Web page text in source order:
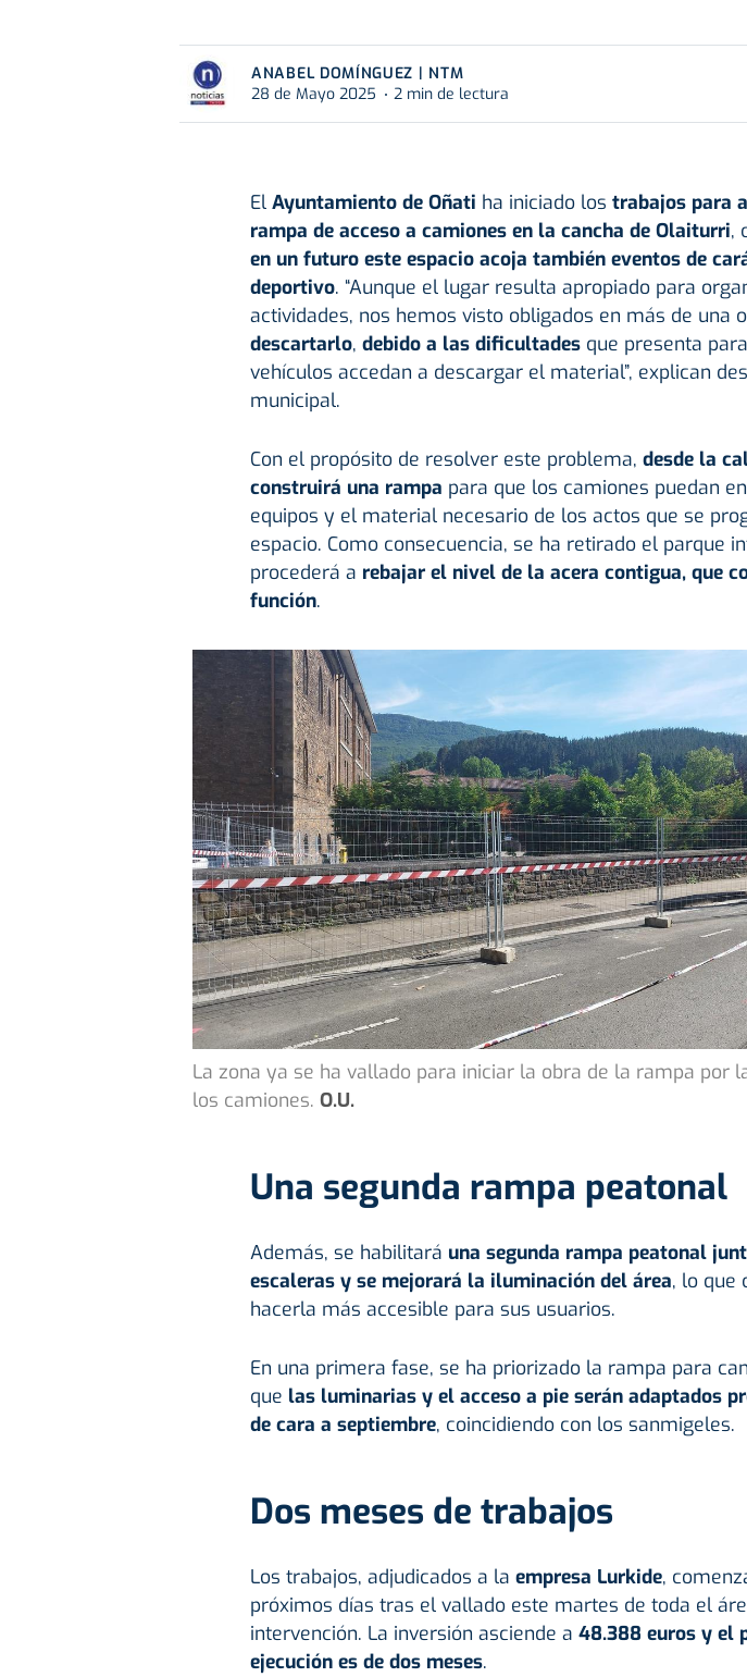
ANABEL DOMÍNGUEZ | NTM
28 de Mayo 2025
2 min de lectura
El Ayuntamiento de Oñati ha iniciado los trabajos para
rampa de acceso a camiones en la cancha de Olaiturri,
en un futuro este espacio acoja también eventos de
deportivo. “Aunque el lugar resulta apropiado para
actividades, nos hemos visto obligados en más de una
descartarlo, debido a las dificultades que presenta
vehículos accedan a descargar el material”, explican
municipal.
Con el propósito de resolver este problema, desde la
construirá una rampa para que los camiones puedan
equipos y el material necesario de los actos que se
espacio. Como consecuencia, se ha retirado el parque
procederá a rebajar el nivel de la acera contigua, que
función.
La zona ya se ha vallado para iniciar la obra de la rampa por
los camiones. O.U.
Una segunda rampa peatonal
Además, se habilitará una segunda rampa peatonal
escaleras y se mejorará la iluminación del área, lo que
hacerla más accesible para sus usuarios.
En una primera fase, se ha priorizado la rampa para
que las luminarias y el acceso a pie serán adaptados
de cara a septiembre, coincidiendo con los sanmigeles.
Dos meses de trabajos
Los trabajos, adjudicados a la empresa Lurkide,
próximos días tras el vallado este martes de toda el
intervención. La inversión asciende a 48.388 euros y el
ejecución es de dos meses.